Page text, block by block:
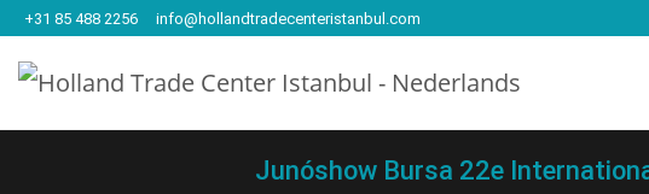
+31 85 488 2256 info@hollandtradecenteristanbul.com
Junóshow Bursa 22e